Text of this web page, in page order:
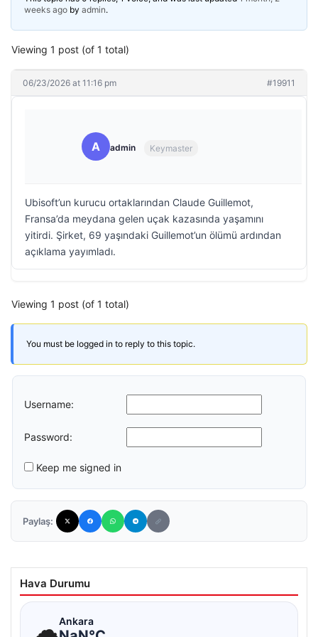
weeks ago by admin.
Viewing 1 post (of 1 total)
06/23/2026 at 11:16 pm #19911
A admin Keymaster
Ubisoft’un kurucu ortaklarından Claude Guillemot,
Fransa’da meydana gelen uçak kazasında yaşamını
yitirdi. Şirket, 69 yaşındaki Guillemot’un ölümü ardından
açıklama yayımladı.
Viewing 1 post (of 1 total)
You must be logged in to reply to this topic.
Username:
Password:
Keep me signed in
Paylaş:
Hava Durumu
☁Ankara